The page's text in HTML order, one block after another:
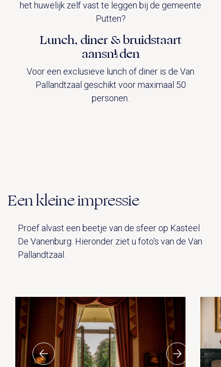
het huwelijk zelf vast te leggen bij de gemeente
Putten?
Lunch, diner & bruidstaart
aansnijden
Voor een exclusieve lunch of diner is de Van
Pallandtzaal geschikt voor maximaal 50
personen.
Een kleine impressie
Proef alvast een beetje van de sfeer op Kasteel
De Vanenburg. Hieronder ziet u foto's van de Van
Pallandtzaal.